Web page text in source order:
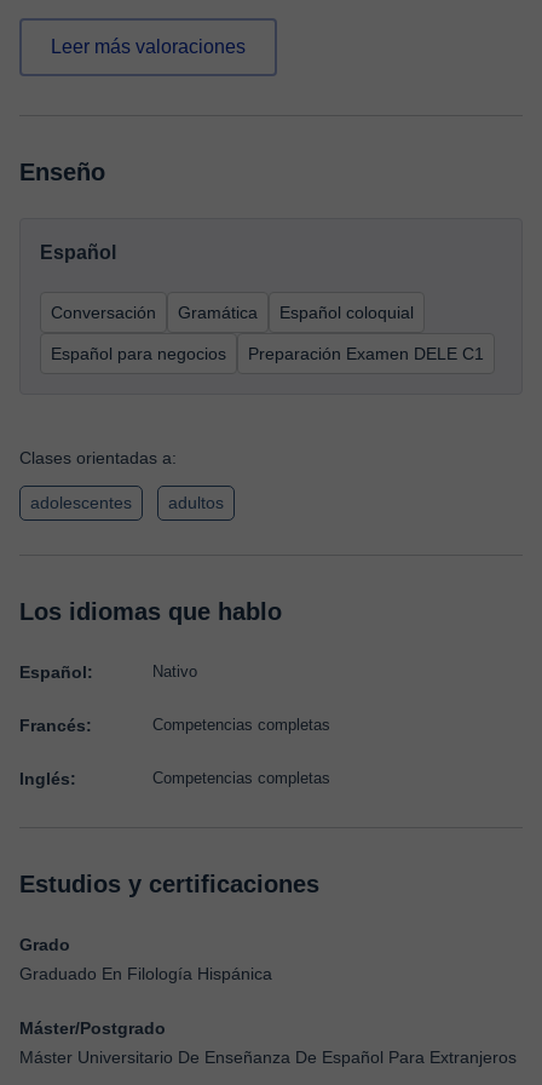
Leer más valoraciones
Enseño
Español
Conversación Gramática Español coloquial
Español para negocios Preparación Examen DELE C1
Clases orientadas a:
adolescentes adultos
Los idiomas que hablo
Español: Nativo
Francés: Competencias completas
Inglés: Competencias completas
Estudios y certificaciones
Grado
Graduado En Filología Hispánica
Máster/Postgrado
Máster Universitario De Enseñanza De Español Para Extranjeros